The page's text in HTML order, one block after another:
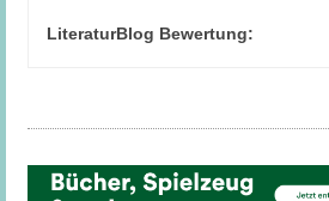
LiteraturBlog Bewertung: